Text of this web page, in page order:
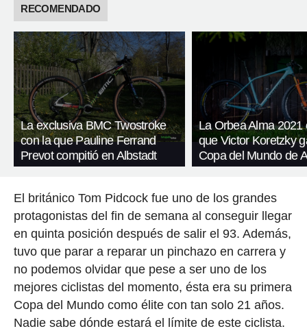
RECOMENDADO
La exclusiva BMC Twostroke
con la que Pauline Ferrand
Prevot compitió en Albstadt
La Orbea Alma 2021
que Victor Koretzky
Copa del Mundo de
El británico Tom Pidcock fue uno de los grandes
protagonistas del fin de semana al conseguir llegar
en quinta posición después de salir el 93. Además,
tuvo que parar a reparar un pinchazo en carrera y
no podemos olvidar que pese a ser uno de los
mejores ciclistas del momento, ésta era su primera
Copa del Mundo como élite con tan solo 21 años.
Nadie sabe dónde estará el límite de este ciclista.